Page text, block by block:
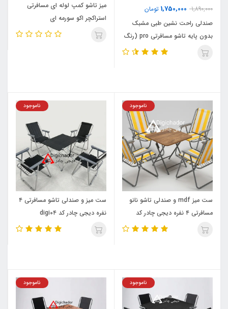
1,890,000
1,750,000 تومان
صندلی راحت نشین طبی مشبک
بدون پایه تاشو مسافرتی pro (رنگ
مشکی) دیجی چادر
میز تاشو کمپ لوله ای مسافرتی
استراکچر اکو سورمه ای
ناموجود
ست میز mdf و صندلی تاشو نانو
مسافرتی ۴ نفره دیجی چادر کد
digi0۴
ناموجود
ست میز و صندلی تاشو مسافرتی ۴
نفره دیجی چادر کد digi0۴
ناموجود ناموجود